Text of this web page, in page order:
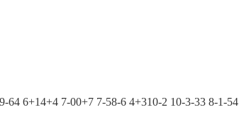
00+7 7-58-6 4+310-2 10-3-33 8-1-54